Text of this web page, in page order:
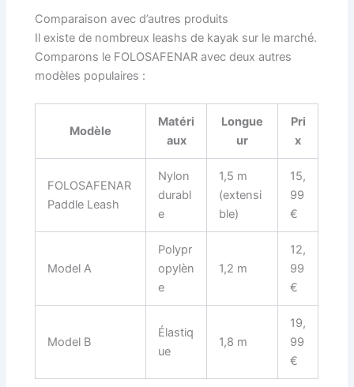
Comparaison avec d’autres produits
Il existe de nombreux leashs de kayak sur le marché.
Comparons le FOLOSAFENAR avec deux autres
modèles populaires :
Modèle
Matéri
aux
Longue
ur
Pri
x
FOLOSAFENAR
Paddle Leash
Nylon
durabl
e
1,5 m
(extensi
ble)
15,
99
€
Model A
Polypr
opylèn
e
1,2 m
12,
99
€
Model B
Élastiq
ue
1,8 m
19,
99
€